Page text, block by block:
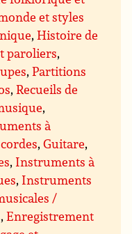
et styles
,Histoire de
paroliers,
,Partitions
,Recueils de
,
à
,Guitare,
, Instruments à
, Instruments
/
,Enregistrement